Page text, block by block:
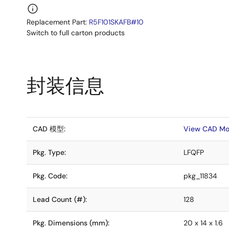
Replacement Part: R5F101SKAFB#10
Switch to full carton products
封装信息
CAD 模型: View CAD
Pkg. Type: LFQFP
Pkg. Code: pkg_11834
Lead Count (#): 128
Pkg. Dimensions (mm): 20 x 14 x 1.6